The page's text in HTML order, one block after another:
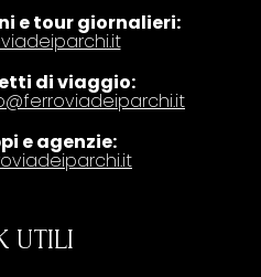
e tour giornalieri:
di viaggio:
e agenzie:
UTILI